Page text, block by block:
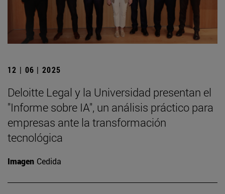
12 | 06 | 2025
Deloitte Legal y la Universidad presentan el
"Informe sobre IA", un análisis práctico para
empresas ante la transformación
tecnológica
Imagen Cedida